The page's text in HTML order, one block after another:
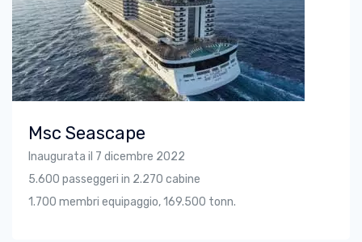
Msc Seascape
Inaugurata il 7 dicembre 2022
5.600 passeggeri in 2.270 cabine
1.700 membri equipaggio, 169.500 tonn.